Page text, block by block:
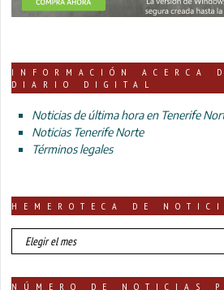
INFORMACIÓN ACERCA
DIARIO DIGITAL
Noticias de última hora en Tenerife
Noticias Tenerife Norte
Términos legales
HEMEROTECA DE
HEMEROTECA
DE
NÚMERO DE NOTICIAS